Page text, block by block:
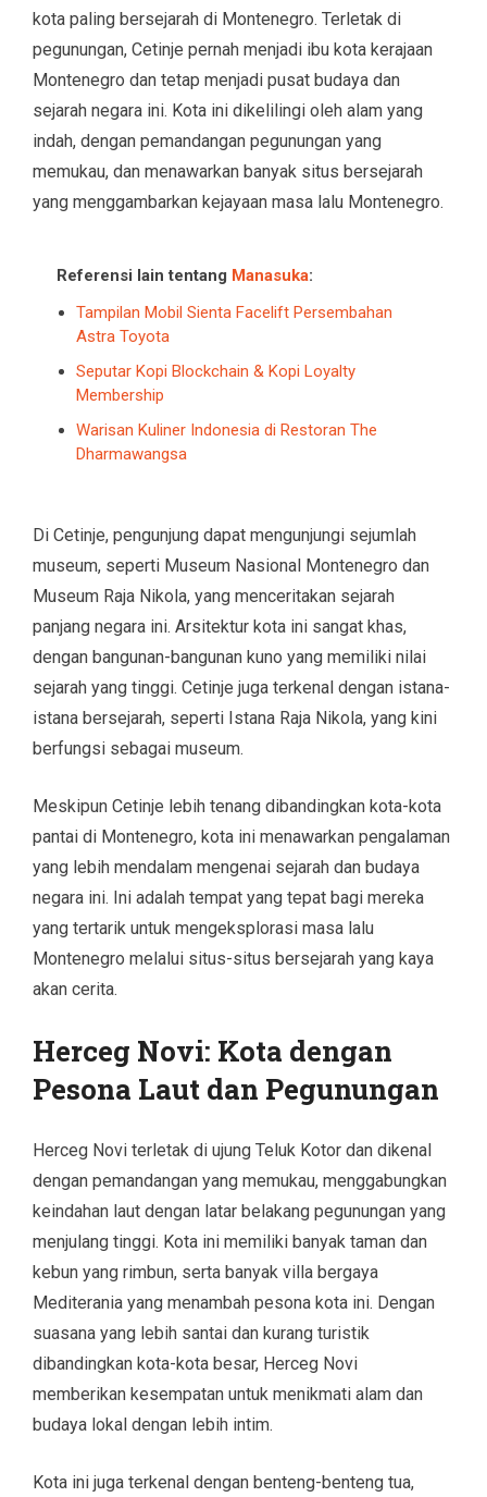
kota paling bersejarah di Montenegro. Terletak di
pegunungan, Cetinje pernah menjadi ibu kota kerajaan
Montenegro dan tetap menjadi pusat budaya dan
sejarah negara ini. Kota ini dikelilingi oleh alam yang
indah, dengan pemandangan pegunungan yang
memukau, dan menawarkan banyak situs bersejarah
yang menggambarkan kejayaan masa lalu Montenegro.
Referensi lain tentang Manasuka:
Tampilan Mobil Sienta Facelift Persembahan
Astra Toyota
Seputar Kopi Blockchain & Kopi Loyalty
Membership
Warisan Kuliner Indonesia di Restoran The
Dharmawangsa
Di Cetinje, pengunjung dapat mengunjungi sejumlah
museum, seperti Museum Nasional Montenegro dan
Museum Raja Nikola, yang menceritakan sejarah
panjang negara ini. Arsitektur kota ini sangat khas,
dengan bangunan-bangunan kuno yang memiliki nilai
sejarah yang tinggi. Cetinje juga terkenal dengan istana-
istana bersejarah, seperti Istana Raja Nikola, yang kini
berfungsi sebagai museum.
Meskipun Cetinje lebih tenang dibandingkan kota-kota
pantai di Montenegro, kota ini menawarkan pengalaman
yang lebih mendalam mengenai sejarah dan budaya
negara ini. Ini adalah tempat yang tepat bagi mereka
yang tertarik untuk mengeksplorasi masa lalu
Montenegro melalui situs-situs bersejarah yang kaya
akan cerita.
Herceg Novi: Kota dengan
Pesona Laut dan Pegunungan
Herceg Novi terletak di ujung Teluk Kotor dan dikenal
dengan pemandangan yang memukau, menggabungkan
keindahan laut dengan latar belakang pegunungan yang
menjulang tinggi. Kota ini memiliki banyak taman dan
kebun yang rimbun, serta banyak villa bergaya
Mediterania yang menambah pesona kota ini. Dengan
suasana yang lebih santai dan kurang turistik
dibandingkan kota-kota besar, Herceg Novi
memberikan kesempatan untuk menikmati alam dan
budaya lokal dengan lebih intim.
Kota ini juga terkenal dengan benteng-benteng tua,